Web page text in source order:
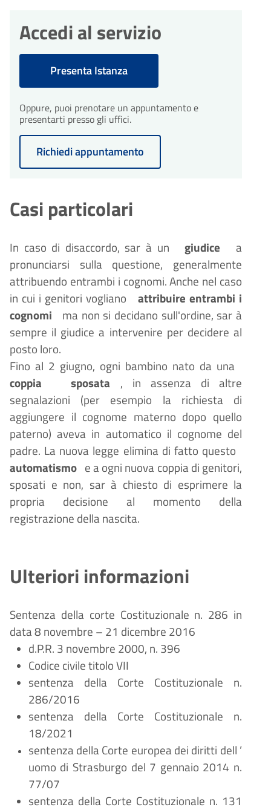
Accedi al servizio
Presenta Istanza
Oppure, puoi prenotare un appuntamento e
presentarti presso gli uffici.
Richiedi appuntamento
Casi particolari
In caso di disaccordo, sar à un giudice
a
pronunciarsi sulla questione, generalmente
attribuendo entrambi i cognomi. Anche nel caso
in cui i genitori vogliano
attribuire entrambi i
cognomi
ma non si decidano sull'ordine, sar à
sempre il giudice a intervenire per decidere al
posto loro.
Fino al 2 giugno, ogni bambino nato da una
coppia
sposata
, in assenza di altre
segnalazioni (per esempio la richiesta di
aggiungere il cognome materno dopo quello
paterno) aveva in automatico il cognome del
padre. La nuova legge elimina di fatto questo
automatismo e a ogni nuova coppia di genitori,
sposati e non, sar à chiesto di esprimere la
propria decisione al momento della
registrazione della nascita.
Ulteriori informazioni
Sentenza della corte Costituzionale n. 286 in
data 8 novembre – 21 dicembre 2016
d.P.R. 3 novembre 2000, n. 396
Codice civile titolo VII
sentenza della Corte Costituzionale n.
286/2016
sentenza della Corte Costituzionale n.
18/2021
sentenza della Corte europea dei diritti dell ’
uomo di Strasburgo del 7 gennaio 2014 n.
77/07
sentenza della Corte Costituzionale n. 131